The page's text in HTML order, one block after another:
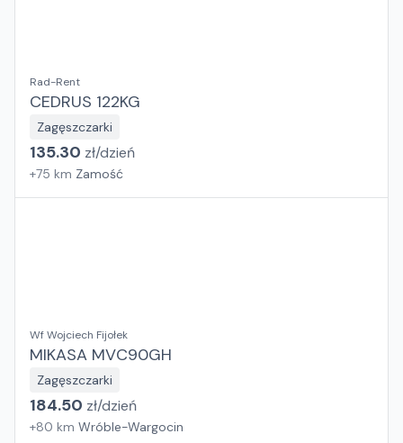
Rad-Rent
CEDRUS 122KG
Zagęszczarki
135.30 zł/dzień
+75 km Zamość
Wf Wojciech Fijołek
MIKASA MVC90GH
Zagęszczarki
184.50 zł/dzień
+80 km Wróble-Wargocin